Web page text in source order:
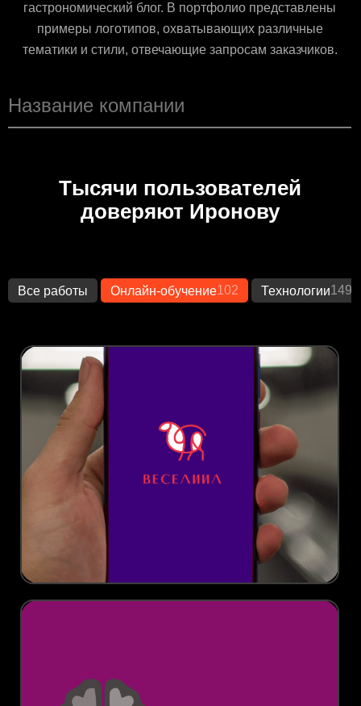
гастрономический блог. В портфолио представлены
примеры логотипов, охватывающих различные
тематики и стили, отвечающие запросам заказчиков.
Тысячи пользователей
доверяют Иронову
Все работы Онлайн-обучение102 Технологии1493